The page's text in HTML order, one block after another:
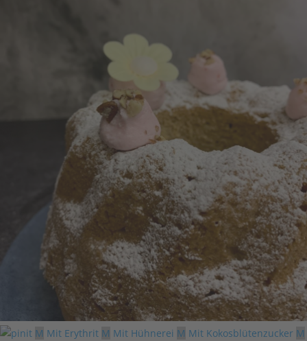
M Mit Erythrit M Mit Hühnerei M Mit Kokosblütenzucker M